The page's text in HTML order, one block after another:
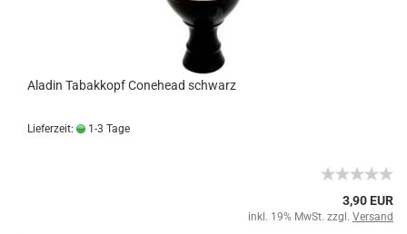
Aladin Tabakkopf Conehead schwarz
Lieferzeit: 1-3 Tage
3,90 EUR
inkl. 19% MwSt. zzgl. Versand